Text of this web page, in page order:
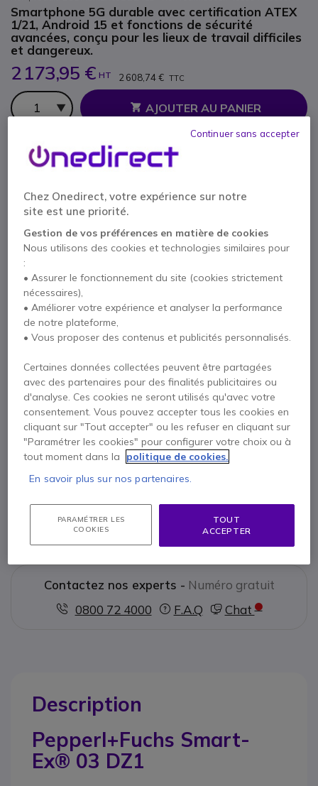
Smartphone 5G durable avec certification ATEX
1/21, Android 15 et fonctions de sécurité
avancées, conçu pour les lieux de travail difficiles
et dangereux.
2 173,95 € HT 2 608,74 € TTC
Qté
AJOUTER AU PANIER
DEVIS EN 4 HEURES
2 ans de garantieconstructeur
Payez en 4 sans frais (652,19 €)Afficher plus
Points Forts
Système d'exploitation Android™ 15
Écran tactile en verre Gorilla utilisable avec des gants
5G, Wi-Fi 6E, Bluetooth 5.2
Double SIM (eSIM + nano-SIM)
Bouton de protection du travailleur isolé (LWP)
Protection IP68 et MIL-STD-810H
Mises à jour de sécurité jusqu'en 2030
Afficher plus
Livré avec
1 X Pepperl+Fuchs Smart-Ex® 03
1 X Batterie Li-Ion
1 X Chargeur
1 X Câble USB
1 X Tournevis
Contactez nos experts - Numéro gratuit
0800 72 4000
F.A.Q Chat
Description
Pepperl+Fuchs Smart-
Ex® 03 DZ1
Chez Onedirect, votre expérience sur notre
site est une priorité.
Gestion de vos préférences en matière de cookies
Nous utilisons des cookies et technologies similaires pour
:
• Assurer le fonctionnement du site (cookies strictement
nécessaires),
• Améliorer votre expérience et analyser la performance
de notre plateforme,
• Vous proposer des contenus et publicités personnalisés.
Certaines données collectées peuvent être partagées
avec des partenaires pour des finalités publicitaires ou
d'analyse. Ces cookies ne seront utilisés qu'avec votre
consentement. Vous pouvez accepter tous les cookies en
cliquant sur "Tout accepter" ou les refuser en cliquant sur
"Paramétrer les cookies" pour configurer votre choix ou à
tout moment dans la
politique de cookies.
En savoir plus sur nos partenaires.
PARAMÉTRER LES
COOKIES
TOUT
ACCEPTER
Continuer sans accepter